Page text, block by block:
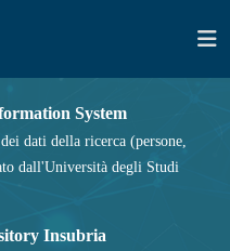
System
dati della ricerca (persone,
dall'Università degli Studi
Insubria